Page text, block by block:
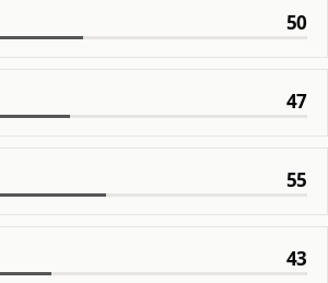
50
47
55
43